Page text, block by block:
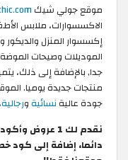
موقع جولي شيك
الاكسسوارات، ملابس
إكسسوار المنزل والديكور
الموديلات وصيحات
جدا, بالإضافة إلى ذلك،
منتجات جديدة يوميا.
جودة عالية نسائيةورجالية،
دائما، إضافة إلى كود